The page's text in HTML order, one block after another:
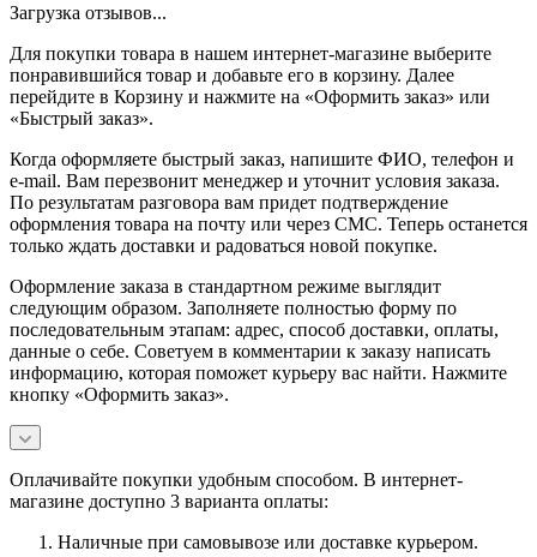
Загрузка отзывов...
Для покупки товара в нашем интернет-магазине выберите
понравившийся товар и добавьте его в корзину. Далее
перейдите в Корзину и нажмите на «Оформить заказ» или
«Быстрый заказ».
Когда оформляете быстрый заказ, напишите ФИО, телефон и
e-mail. Вам перезвонит менеджер и уточнит условия заказа.
По результатам разговора вам придет подтверждение
оформления товара на почту или через СМС. Теперь останется
только ждать доставки и радоваться новой покупке.
Оформление заказа в стандартном режиме выглядит
следующим образом. Заполняете полностью форму по
последовательным этапам: адрес, способ доставки, оплаты,
данные о себе. Советуем в комментарии к заказу написать
информацию, которая поможет курьеру вас найти. Нажмите
кнопку «Оформить заказ».
Оплачивайте покупки удобным способом. В интернет-
магазине доступно 3 варианта оплаты:
Наличные при самовывозе или доставке курьером.